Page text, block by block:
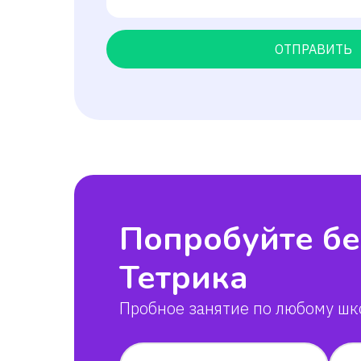
ОТПРАВИТЬ
Попробуйте
Тетрика
Пробное занятие по любому